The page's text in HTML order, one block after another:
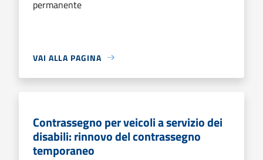
permanente
VAI ALLA PAGINA
Contrassegno per veicoli a servizio dei
disabili: rinnovo del contrassegno
temporaneo